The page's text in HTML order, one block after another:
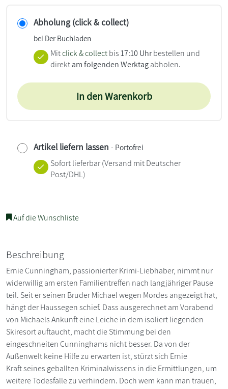
Abholung (click & collect)
bei Der Buchladen
Mitclick & collect bis17:10 Uhrbestellen und
direktam folgenden Werktagabholen.
In den Warenkorb
Artikel liefern lassen - Portofrei
Sofort lieferbar(Versand mit Deutscher
Post/DHL)
Auf die Wunschliste
Beschreibung
Ernie Cunningham, passionierter Krimi-Liebhaber, nimmt nur
widerwillig am ersten Familientreffen nach langjähriger Pause
teil. Seit er seinen Bruder Michael wegen Mordes angezeigt hat,
hängt der Haussegen schief. Dass ausgerechnet am Vorabend
von Michaels Ankunft eine Leiche in dem isoliert liegenden
Skiresort auftaucht, macht die Stimmung bei den
eingeschneiten Cunninghams nicht besser. Da von der
Außenwelt keine Hilfe zu erwarten ist, stürzt sich Ernie
Kraft seines geballten Kriminalwissens in die Ermittlungen, um
weitere Todesfälle zu verhindern. Doch wem kann man trauen,